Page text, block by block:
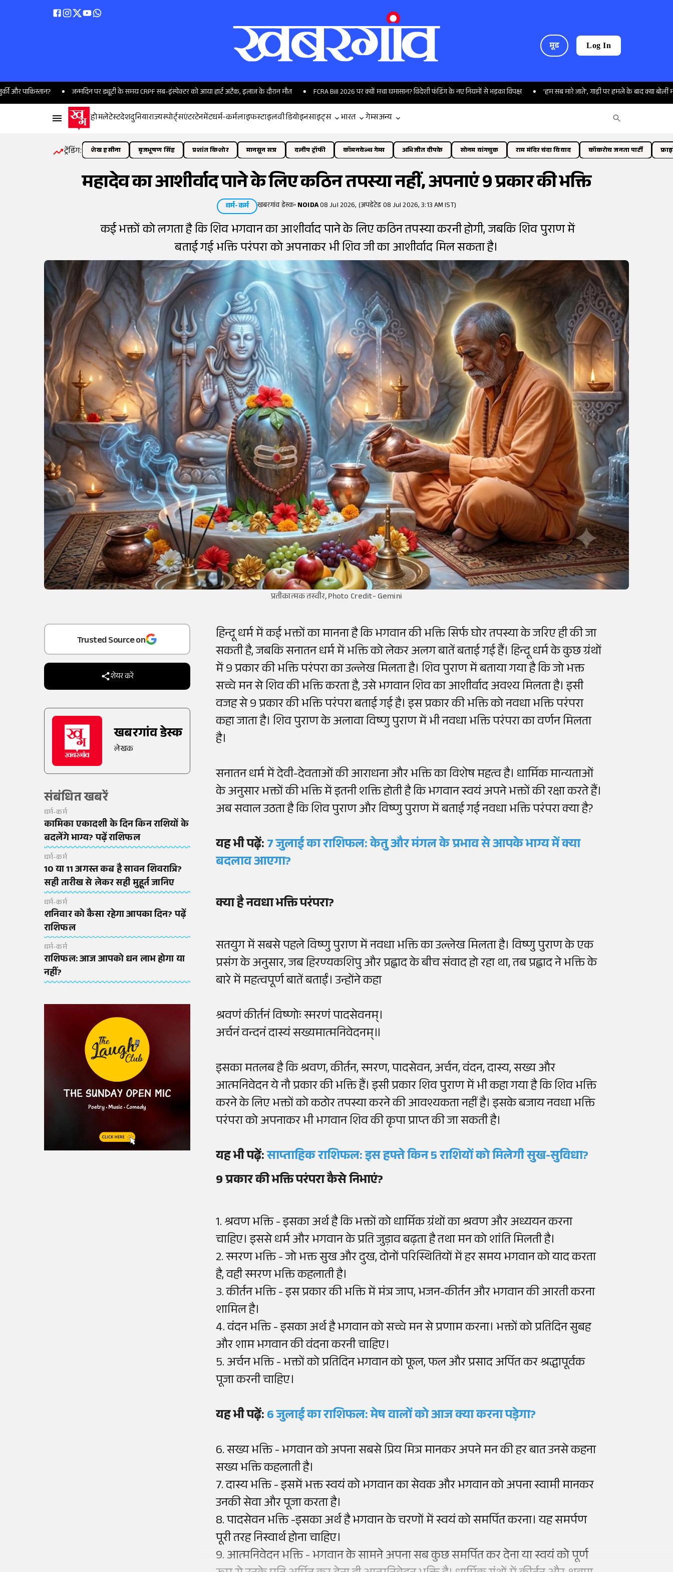
मूड Log In
जन्मदिन पर ड्यूटी के समय CRPF सब-इंस्पेक्टर को आया हार्ट अटैक, इलाज के दौरान मौत FCRA Bill 2026 पर क्यों मचा घमासान? विदेशी फंडिंग के नए नियमों से भड़का विपक्ष 'हम सब मारे जाते', गाड़ी पर हमले के बाद क्या बोलीं ममता बनर्जी?
होमलेटेस्टदेशदुनियाराज्यस्पोर्ट्सएंटरटेनमेंटधर्म-कर्मलाइफस्टाइलवीडियोइनसाइट्स भारत गेम्सअन्य
ट्रेंडिंग: शेख हसीना बृजभूषण सिंह प्रशांत किशोर मानसून सत्र दलीप ट्रॉफी कॉमनवेल्थ गेम्स अभिजीत दीपके सोनम वांगचुक राम मंदिर चंदा विवाद कॉकरोच जनता पार्टी
महादेव का आशीर्वाद पाने के लिए कठिन तपस्या नहीं, अपनाएं 9 प्रकार की भक्ति
धर्म-कर्म खबरगांव डेस्क•NOIDA08 Jul 2026, (अपडेटेड 08 Jul 2026, 3:13 AM IST)
कई भक्तों को लगता है कि शिव भगवान का आशीर्वाद पाने के लिए कठिन तपस्या करनी होगी, जबकि शिव पुराण में
बताई गई भक्ति परंपरा को अपनाकर भी शिव जी का आशीर्वाद मिल सकता है।
प्रतीकात्मक तस्वीर, Photo Credit- Gemini
Add
as a
Trusted Source on
शेयर करें
खबरगांव डेस्क
लेखक
संबंधित खबरें
धर्म-कर्म
कामिका एकादशी के दिन किन राशियों के
बदलेंगे भाग्य? पढ़ें राशिफल
धर्म-कर्म
10 या 11 अगस्त कब है सावन शिवरात्रि?
सही तारीख से लेकर सही मुहूर्त जानिए
धर्म-कर्म
शनिवार को कैसा रहेगा आपका दिन? पढ़ें
राशिफल
धर्म-कर्म
राशिफल: आज आपको धन लाभ होगा या
नहीं?
हिन्दू धर्म में कई भक्तों का मानना है कि भगवान की भक्ति सिर्फ घोर तपस्या के जरिए ही की जा
सकती है, जबकि सनातन धर्म में भक्ति को लेकर अलग बातें बताई गई हैं। हिन्दू धर्म के कुछ ग्रंथों
में 9 प्रकार की भक्ति परंपरा का उल्लेख मिलता है। शिव पुराण में बताया गया है कि जो भक्त
सच्चे मन से शिव की भक्ति करता है, उसे भगवान शिव का आशीर्वाद अवश्य मिलता है। इसी
वजह से 9 प्रकार की भक्ति परंपरा बताई गई है। इस प्रकार की भक्ति को नवधा भक्ति परंपरा
कहा जाता है। शिव पुराण के अलावा विष्णु पुराण में भी नवधा भक्ति परंपरा का वर्णन मिलता
है।
सनातन धर्म में देवी-देवताओं की आराधना और भक्ति का विशेष महत्व है। धार्मिक मान्यताओं
के अनुसार भक्तों की भक्ति में इतनी शक्ति होती है कि भगवान स्वयं अपने भक्तों की रक्षा करते हैं।
अब सवाल उठता है कि शिव पुराण और विष्णु पुराण में बताई गई नवधा भक्ति परंपरा क्या है?
यह भी पढ़ें:7 जुलाई का राशिफल: केतु और मंगल के प्रभाव से आपके भाग्य में क्या
बदलाव आएगा?
क्या है नवधा भक्ति परंपरा?
सतयुग में सबसे पहले विष्णु पुराण में नवधा भक्ति का उल्लेख मिलता है। विष्णु पुराण के एक
प्रसंग के अनुसार, जब हिरण्यकशिपु और प्रह्लाद के बीच संवाद हो रहा था, तब प्रह्लाद ने भक्ति के
बारे में महत्वपूर्ण बातें बताईं। उन्होंने कहा
श्रवणं कीर्तनं विष्णोः स्मरणं पादसेवनम्।
अर्चनं वन्दनं दास्यं सख्यमात्मनिवेदनम्॥
इसका मतलब है कि श्रवण, कीर्तन, स्मरण, पादसेवन, अर्चन, वंदन, दास्य, सख्य और
आत्मनिवेदन ये नौ प्रकार की भक्ति हैं। इसी प्रकार शिव पुराण में भी कहा गया है कि शिव भक्ति
करने के लिए भक्तों को कठोर तपस्या करने की आवश्यकता नहीं है। इसके बजाय नवधा भक्ति
परंपरा को अपनाकर भी भगवान शिव की कृपा प्राप्त की जा सकती है।
यह भी पढ़ें:साप्ताहिक राशिफल: इस हफ्ते किन 5 राशियों को मिलेगी सुख-सुविधा?
9 प्रकार की भक्ति परंपरा कैसे निभाएं?
1. श्रवण भक्ति - इसका अर्थ है कि भक्तों को धार्मिक ग्रंथों का श्रवण और अध्ययन करना
चाहिए। इससे धर्म और भगवान के प्रति जुड़ाव बढ़ता है तथा मन को शांति मिलती है।
2. स्मरण भक्ति - जो भक्त सुख और दुख, दोनों परिस्थितियों में हर समय भगवान को याद करता
है, वही स्मरण भक्ति कहलाती है।
3. कीर्तन भक्ति - इस प्रकार की भक्ति में मंत्र जाप, भजन-कीर्तन और भगवान की आरती करना
शामिल है।
4. वंदन भक्ति - इसका अर्थ है भगवान को सच्चे मन से प्रणाम करना। भक्तों को प्रतिदिन सुबह
और शाम भगवान की वंदना करनी चाहिए।
5. अर्चन भक्ति - भक्तों को प्रतिदिन भगवान को फूल, फल और प्रसाद अर्पित कर श्रद्धापूर्वक
पूजा करनी चाहिए।
यह भी पढ़ें:6 जुलाई का राशिफल: मेष वालों को आज क्या करना पड़ेगा?
6. सख्य भक्ति - भगवान को अपना सबसे प्रिय मित्र मानकर अपने मन की हर बात उनसे कहना
सख्य भक्ति कहलाती है।
7. दास्य भक्ति - इसमें भक्त स्वयं को भगवान का सेवक और भगवान को अपना स्वामी मानकर
उनकी सेवा और पूजा करता है।
8. पादसेवन भक्ति -इसका अर्थ है भगवान के चरणों में स्वयं को समर्पित करना। यह समर्पण
पूरी तरह निस्वार्थ होना चाहिए।
9. आत्मनिवेदन भक्ति - भगवान के सामने अपना सब कुछ समर्पित कर देना या स्वयं को पूर्ण